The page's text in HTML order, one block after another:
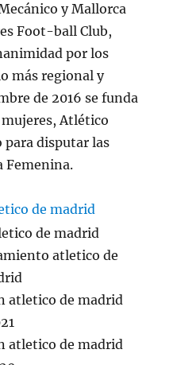
y Mallorca
Foot-ball Club,
por los
más regional y
de 2016 se funda
Atlético
para disputar las
Femenina.